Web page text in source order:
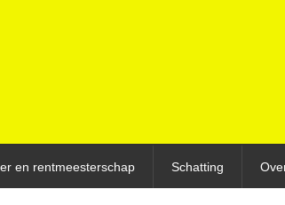
en rentmeesterschap Schatting